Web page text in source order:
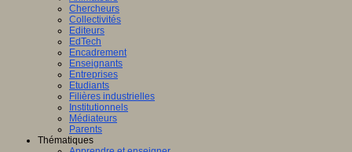
Chercheurs
Collectivités
Editeurs
EdTech
Encadrement
Enseignants
Entreprises
Etudiants
Filières industrielles
Institutionnels
Médiateurs
Parents
Thématiques